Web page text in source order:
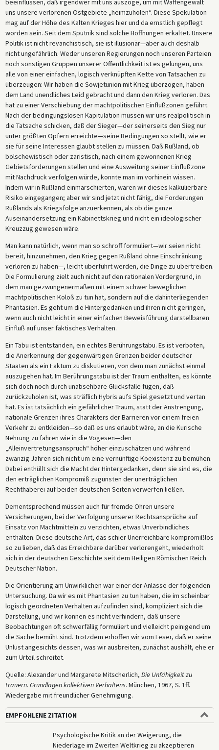
uns unsere verlorenen Ostgebiete „heimzuholen“. Diese Spekulation
mag auf der Höhe des Kalten Krieges hier und da ernstlich gepflegt
worden sein. Seit dem Sputnik sind solche Hoffnungen erkaltet. Unsere
Politik ist nicht revanchistisch, sie ist illusionär—aber auch deshalb
nicht ungefährlich. Weder unseren Regierungen noch unseren Parteien
noch sonstigen Gruppen unserer Öffentlichkeit ist es gelungen, uns
alle von einer einfachen, logisch verknüpften Kette von Tatsachen zu
überzeugen: Wir haben die Sowjetunion mit Krieg überzogen, haben
dem Land unendliches Leid gebracht und dann den Krieg verloren. Das
hat zu einer Verschiebung der machtpolitischen Einflußzonen geführt.
Nach der bedingungslosen Kapitulation müssen wir uns realpolitisch in
die Tatsache schicken, daß der Sieger—der seinerseits den Sieg nur
unter größten Opfern erreichte—seine Bedingungen so stellt, wie er
sie für seine Interessen glaubt stellen zu müssen. Daß Rußland, ob
bolschewistisch oder zaristisch, nach einem gewonnenen Krieg
Gebietsforderungen stellen und eine Ausweitung seiner Einflußzone
mit Nachdruck verfolgen würde, konnte man im vorhinein wissen.
Indem wir in Rußland einmarschierten, waren wir dieses kalkulierbare
Risiko eingegangen; aber wir sind jetzt nicht fähig, die Forderungen
Rußlands als Kriegsfolge anzuerkennen, als ob die ganze
Auseinandersetzung ein Kabinettskrieg und nicht ein ideologischer
Kreuzzug gewesen wäre.
Man kann natürlich, wenn man so schroff formuliert—wir seien nicht
bereit, hinzunehmen, den Krieg gegen Rußland ohne Einschränkung
verloren zu haben—, leicht überführt werden, die Dinge zu übertreiben.
Die Formulierung zielt auch nicht auf den rationalen Vordergrund, in
dem man gezwungenermaßen mit einem schwer beweglichen
machtpolitischen Koloß zu tun hat, sondern auf die dahinterliegenden
Phantasien. Es geht um die Hintergedanken und ihren nicht geringen,
wenn auch nicht leicht in einer einfachen Beweisführung darstellbaren
Einfluß auf unser faktisches Verhalten.
Ein Tabu ist entstanden, ein echtes Berührungstabu. Es ist verboten,
die Anerkennung der gegenwärtigen Grenzen beider deutscher
Staaten als ein Faktum zu diskutieren, von dem man zunächst einmal
auszugehen hat. Im Berührungstabu ist der Traum enthalten, es könnte
sich doch noch durch unabsehbare Glücksfälle fügen, daß
zurückzuholen ist, was sträflich Hybris aufs Spiel gesetzt und vertan
hat. Es ist tatsächlich ein gefährlicher Traum, statt der Anstrengung,
nationale Grenzen ihres Charakters der Barrieren vor einem freien
Verkehr zu entkleiden—so daß es uns erlaubt wäre, an die Kurische
Nehrung zu fahren wie in die Vogesen—den
„Alleinvertretungsanspruch“ höher einzuschätzen und während
zwanzig Jahren sich nicht um eine vernünftige Koexistenz zu bemühen.
Dabei enthüllt sich die Macht der Hintergedanken, denn sie sind es, die
den erträglichen Kompromiß zugunsten der unerträglichen
Rechthaberei auf beiden deutschen Seiten verwerfen ließen.
Dementsprechend müssen auch für fremde Ohren unsere
Versicherungen, bei der Verfolgung unserer Rechtsansprüche auf
Einsatz von Machtmitteln zu verzichten, etwas Unverbindliches
enthalten. Diese deutsche Art, das schier Unerreichbare kompromißlos
so zu lieben, daß das Erreichbare darüber verlorengeht, wiederholt
sich in der deutschen Geschichte seit dem Heiligen Römischen Reich
Deutscher Nation.
Die Orientierung am Unwirklichen war einer der Anlässe der folgenden
Untersuchung. Da wir es mit Phantasien zu tun haben, die im scheinbar
logisch geordneten Verhalten aufzufinden sind, kompliziert sich die
Darstellung, und wir können es nicht verhindern, daß unsere
Beobachtungen oft schwerfällig formuliert und vielleicht peinigend um
die Sache bemüht sind. Trotzdem erhoffen wir vom Leser, daß er seine
Unlust angesichts dessen, was wir ausbreiten, zunächst aushält, ehe er
zum Urteil schreitet.
Quelle: Alexander und Margarete Mitscherlich, Die Unfähigkeit zu
trauern. Grundlagen kollektiven Verhaltens. München, 1967, S. 1ff.
Wiedergabe mit freundlicher Genehmigung.
EMPFOHLENE ZITATION
Psychologische Kritik an der Weigerung, die
Niederlage im Zweiten Weltkrieg zu akzeptieren